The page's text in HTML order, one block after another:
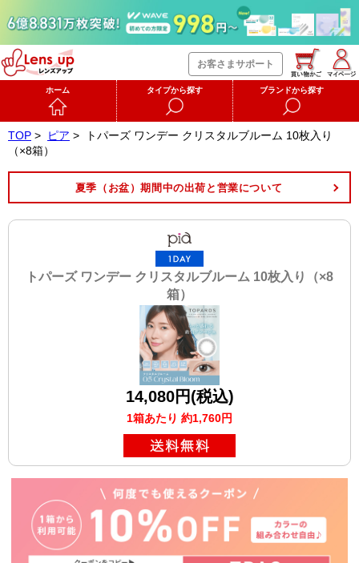
お客さまサポート
ホーム タイプから探す ブランドから探す
TOP > ピア >
トパーズ ワンデー クリスタルブルーム 10枚入り
（×8箱）
夏季（お盆）期間中の出荷と営業について
トパーズ ワンデー クリスタルブルーム 10枚入り（×8
箱）
14,080円(税込)
1箱あたり 約1,760円